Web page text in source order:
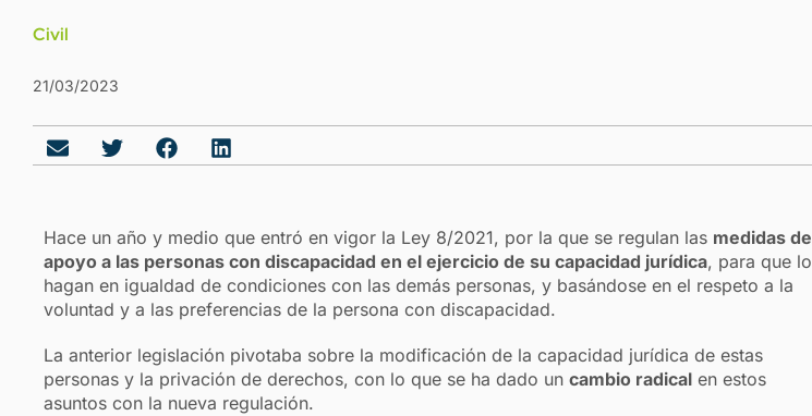
Civil
21/03/2023
Hace un año y medio que entró en vigor la Ley 8/2021, por la que se regulan las medidas de
apoyo a las personas con discapacidad en el ejercicio de su capacidad jurídica, para que lo
hagan en igualdad de condiciones con las demás personas, y basándose en el respeto a la
voluntad y a las preferencias de la persona con discapacidad.
La anterior legislación pivotaba sobre la modificación de la capacidad jurídica de estas
personas y la privación de derechos, con lo que se ha dado un cambio radical en estos
asuntos con la nueva regulación.